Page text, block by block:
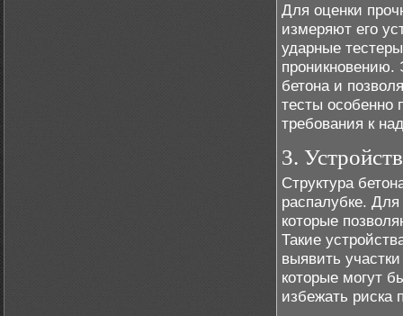
Для оценки
измеряют его
ударные
проникновению.
бетона и
тесты особенно
требования к
3.
Структура
распалубке.
которые
Такие
выявить
которые могут
избежать риска